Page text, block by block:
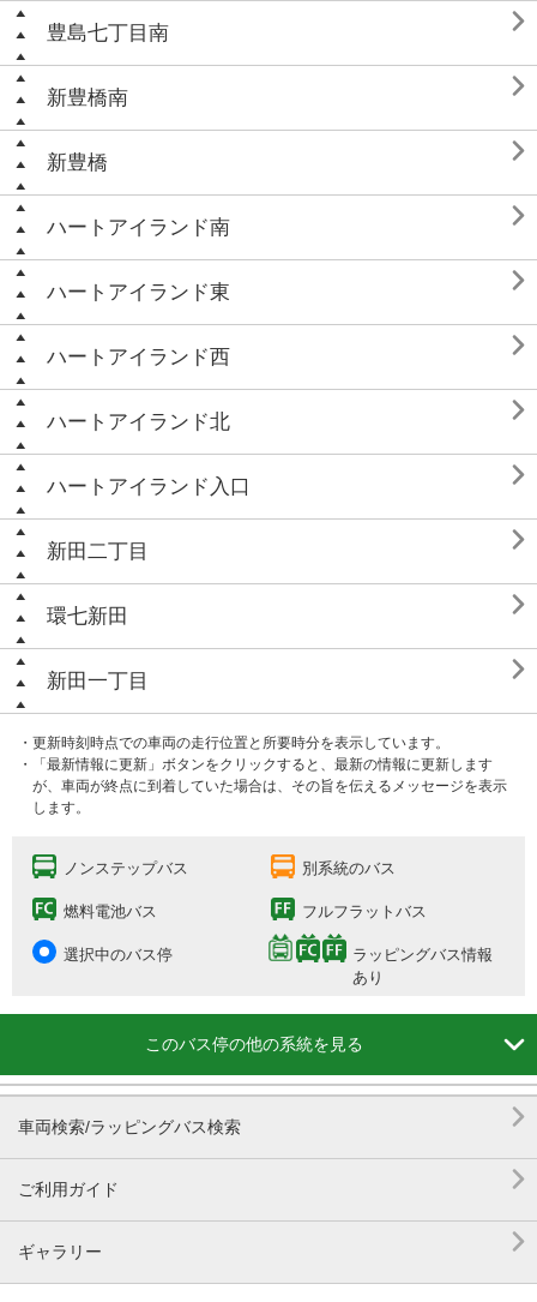
豊島七丁目南 
新豊橋南 
新豊橋 
ハートアイランド南 
ハートアイランド東 
ハートアイランド西 
ハートアイランド北 
ハートアイランド入口 
新田二丁目 
環七新田 
新田一丁目 
・更新時刻時点での車両の走行位置と所要時分を表示しています。
・「最新情報に更新」ボタンをクリックすると、最新の情報に更新します
が、車両が終点に到着していた場合は、その旨を伝えるメッセージを表示
します。
ノンステップバス 別系統のバス
燃料電池バス フルフラットバス
選択中のバス停
ラッピングバス情報
あり
このバス停の他の系統を見る 
車両検索/ラッピングバス検索 
ご利用ガイド 
ギャラリー 